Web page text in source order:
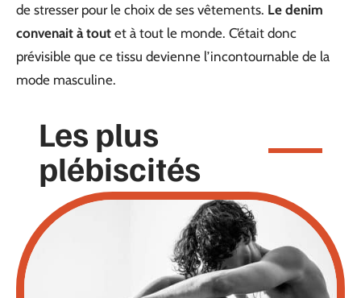
de stresser pour le choix de ses vêtements. Le denim
convenait à tout et à tout le monde. C’était donc
prévisible que ce tissu devienne l’incontournable de la
mode masculine.
Les plus
plébiscités